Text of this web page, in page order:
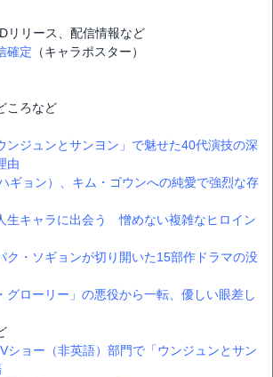
リリース、配信情報など
確定 （キャラポスター）
ころなど
ンジュンとサンヨン」で魅せた40代演技の深
由
ギョン）、キム・ゴウンへの純愛で強烈な存
生キャラに出会う 憎めない複雑なヒロイン
ク・ソギョンが切り開いた15部作ドラマの没
グローリー」の悪役から一転、優しい眼差し
ショー（非英語）部門で「ウンジュンとサン